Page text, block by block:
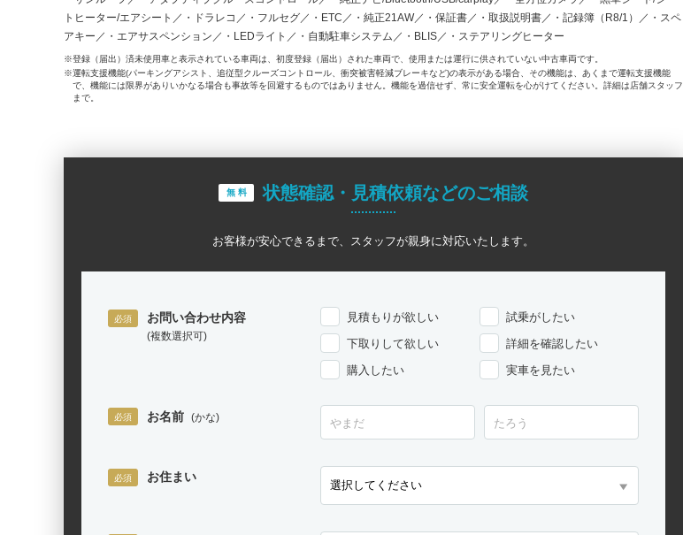
トヒーター/エアシート／・ドラレコ／・フルセグ／・ETC／・純正21AW／・保証書／・取扱説明書／・記録簿（R8/1）／・スペ
アキー／・エアサスペンション／・LEDライト／・自動駐車システム／・BLIS／・ステアリングヒーター
登録（届出）済未使用車と表示されている車両は、初度登録（届出）された車両で、使用または運行に供されていない中古車両です。
運転支援機能(パーキングアシスト、追従型クルーズコントロール、衝突被害軽減ブレーキなど)の表示がある場合、その機能は、あくまで運転支援機能
で、機能には限界がありいかなる場合も事故等を回避するものではありません。機能を過信せず、常に安全運転を心がけてください。詳細は店舗スタッフ
まで。
無 料 状態確認・見積依頼などのご相談
お客様が安心できるまで、スタッフが親身に対応いたします。
お問い合わせ内容
(複数選択可)
見積もりが欲しい
試乗がしたい
下取りして欲しい
詳細を確認したい
購入したい
実車を見たい
お名前 (かな)
お住まい